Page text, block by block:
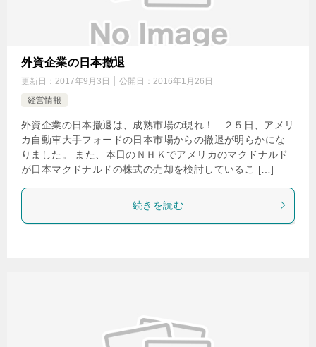
外資企業の日本撤退
更新日： 2017年9月3日 公開日： 2016年1月26日
経営情報
外資企業の日本撤退は、成熟市場の現れ！ ２５日、アメリ
カ自動車大手フォードの日本市場からの撤退が明らかにな
りました。 また、本日のＮＨＫでアメリカのマクドナルド
が日本マクドナルドの株式の売却を検討しているこ […]
続きを読む